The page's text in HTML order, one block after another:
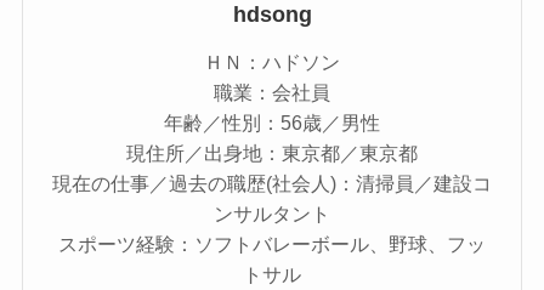
hdsong
ＨＮ：ハドソン
職業：会社員
年齢／性別：56歳／男性
現住所／出身地：東京都／東京都
現在の仕事／過去の職歴(社会人)：清掃員／建設コ
ンサルタント
スポーツ経験：ソフトバレーボール、野球、フッ
トサル